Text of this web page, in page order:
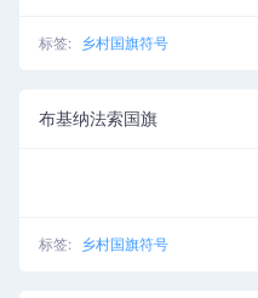
标签: 乡村国旗符号
布基纳法索国旗
标签: 乡村国旗符号